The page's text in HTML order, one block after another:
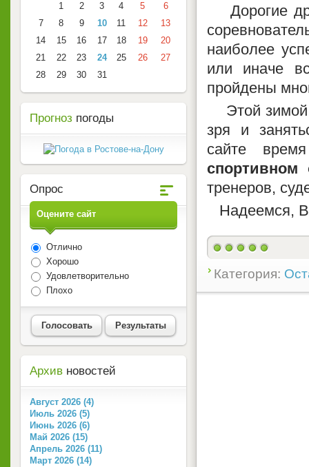
Дорогие
наиболее
или иначе
пройдены
Этой зимой
зря и
сайте
спортивном
тренеров,
Надеемся,
Категория:
1
2 3 4 5
6
7
8 9 10 11 12
13
14
15 16 17 18 19
20
21
22 23 24 25 26
27
28
29 30 31
Прогноз погоды
Опрос
Оцените сайт
Отлично
Хорошо
Удовлетворительно
Плохо
Голосовать Результаты
Архив новостей
Август 2026 (4)
Июль 2026 (5)
Июнь 2026 (6)
Май 2026 (15)
Апрель 2026 (11)
Март 2026 (14)